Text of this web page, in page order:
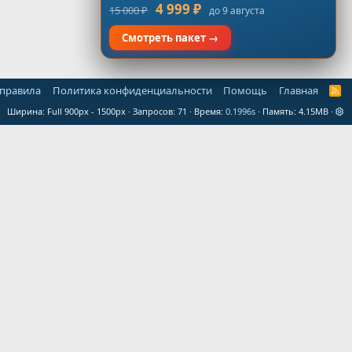
Политика конфиденциальности Помощь Главная
R
S
Ширина Запросов 71 Время 0.1996s Память 4.15MB
15 000 ₽ 4 999 ₽ до 9 августа
Смотреть пакет →